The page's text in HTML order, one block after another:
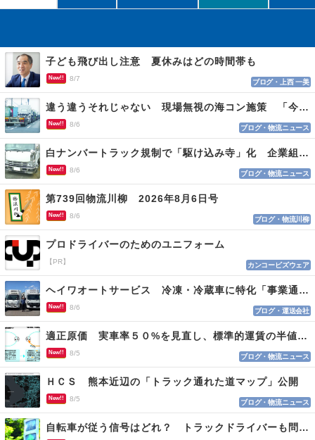
子ども飛び出し注意 夏休みはどの時間帯も
New!! 8/7 ブログ・上西 一美
違う違うそれじゃない 現場無視の海コン施策 「今でも平均２～３時間は待つ」
New!! 8/6 ブログ・物流ニュース
白ナンバートラック規制で「駆け込み寺」化 企業組合が入会基準を見直しへ
New!! 8/6 ブログ・物流ニュース
第739回物流川柳 2026年8月6日号
New!! 8/6 ブログ・物流川柳
プロドライバーのためのユニフォーム
【PR】 カンコービズウェア
ヘイワオートサービス 冷凍・冷蔵車に特化「事業通じ貢献目指す」
New!! 8/6 ブログ・運送会社
適正原価 実車率５０%を見直し、標準的運賃の半値の恐れも
New!! 8/5 ブログ・物流ニュース
ＨＣＳ 熊本近辺の「トラック通れた道マップ」公開
New!! 8/5 ブログ・物流ニュース
自転車が従う信号はどれ？ トラックドライバーも問われる認識